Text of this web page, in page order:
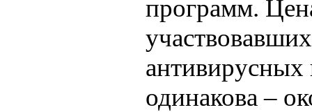
программ.
одинакова –